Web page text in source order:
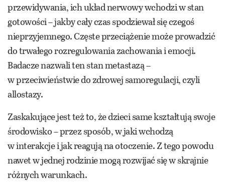
przewidywania, ich układ nerwowy wchodzi w stan
gotowości – jakby cały czas spodziewał się czegoś
nieprzyjemnego. Częste przeciążenie może prowadzić
do trwałego rozregulowania zachowania i emocji.
Badacze nazwali ten stan metastazą –
w przeciwieństwie do zdrowej samoregulacji, czyli
allostazy.
Zaskakujące jest też to, że dzieci same kształtują swoje
środowisko – przez sposób, w jaki wchodzą
w interakcje i jak reagują na otoczenie. Z tego powodu
nawet w jednej rodzinie mogą rozwijać się w skrajnie
różnych warunkach.